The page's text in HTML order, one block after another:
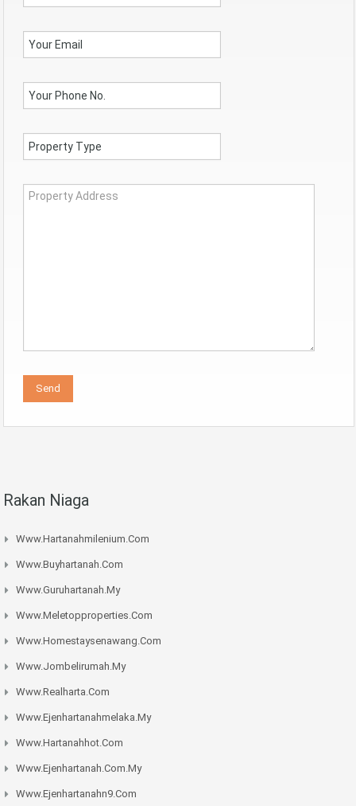
Rakan Niaga
Www.hartanahmilenium.com
Www.buyhartanah.com
Www.guruhartanah.my
Www.meletopproperties.com
Www.homestaysenawang.com
Www.jombelirumah.my
Www.realharta.com
Www.ejenhartanahmelaka.my
Www.hartanahhot.com
Www.ejenhartanah.com.my
Www.ejenhartanahn9.com